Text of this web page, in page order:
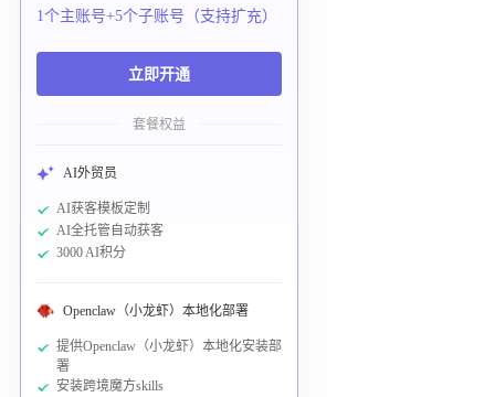
1个主账号+5个子账号（支持扩充）
立即开通
套餐权益
AI外贸员
AI获客模板定制
AI全托管自动获客
3000 AI积分
Openclaw（小龙虾）本地化部署
提供Openclaw（小龙虾）本地化安装部
署
安装跨境魔方skills